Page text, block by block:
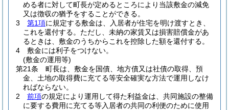
める者に対して町長が定めるところにより当該敷金の減免
又は徴収の猶予をすることができる。
3
第1項に規定する敷金は、入居者が住宅を明け渡すとき、
これを還付する。 ただし、未納の家賃又は損害賠償金があ
るときは、敷金のうちからこれを控除した額を還付する。
4
敷金には利子をつけない。
(敷金の運用等)
第21条
町長は、敷金を国債、地方債又は社債の取得、預
金、土地の取得費に充てる等安全確実な方法で運用しなけ
ればならない。
2
前項の規定により運用して得た利益金は、共同施設の整備
に要する費用に充てる等入居者の共同の利便のために使用